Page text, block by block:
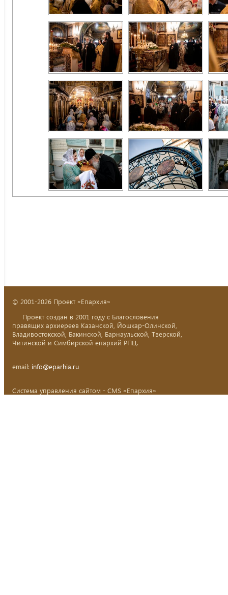
© 2001-2026 Проект «Епархия»
Проект создан в 2001 году с Благословения
правящих архиереев Казанской, Йошкар-Олинской,
Владивостокской, Бакинской, Барнаульской, Тверской,
Читинской и Симбирской епархий РПЦ.
email: info@eparhia.ru
Система управления сайтом - CMS «Епархия»